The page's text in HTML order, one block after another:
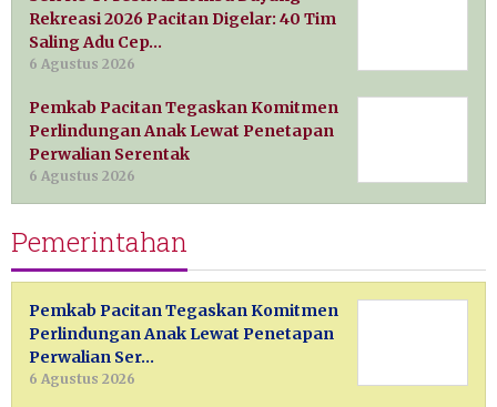
Rekreasi 2026 Pacitan Digelar: 40 Tim
Saling Adu Cep…
6 Agustus 2026
Pemkab Pacitan Tegaskan Komitmen
Perlindungan Anak Lewat Penetapan
Perwalian Serentak
6 Agustus 2026
Pemerintahan
Pemkab Pacitan Tegaskan Komitmen
Perlindungan Anak Lewat Penetapan
Perwalian Ser…
6 Agustus 2026